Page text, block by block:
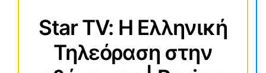
Star TV: Η Ελληνική
Τηλεόραση στην